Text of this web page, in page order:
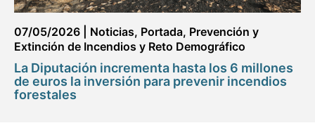
07/05/2026 Noticias, Portada, Prevención y
Extinción de Incendios y Reto Demográfico
La Diputación incrementa hasta los 6 millones
de euros la inversión para prevenir incendios
forestales